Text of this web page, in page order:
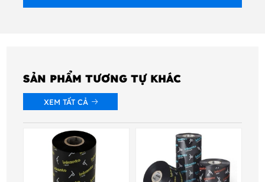
SẢN PHẨM TƯƠNG TỰ KHÁC
XEM TẤT CẢ